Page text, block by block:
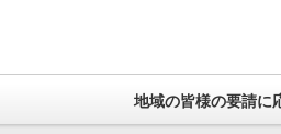
地域の皆様の要請に